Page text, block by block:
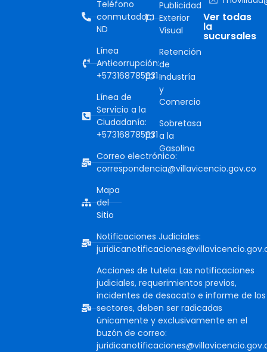
Teléfono
conmutador:
ND
Línea
Anticorrupción:
+573168785931
Línea de
Servicio a la
Ciudadanía:
+573168785931
Correo electrónico:
correspondencia@villavicencio.gov.co
Mapa
del
Sitio
Notificaciones Judiciales:
Acciones de tutela: Las notificaciones
judiciales, requerimientos previos,
incidentes de desacato e informe de los
sectores, deben ser radicadas
únicamente y exclusivamente en el
buzón de correo:
Publicidad
Exterior
Visual
Retención
de
Industría
y
Comercio
Sobretasa
a la
Gasolina
Ver todas
la
sucursales